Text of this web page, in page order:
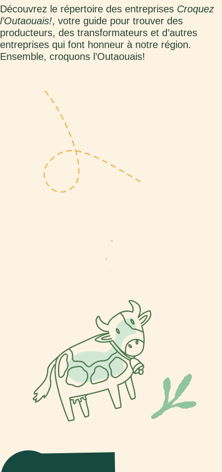
Découvrez le répertoire des entreprises Croquez
l’Outaouais!, votre guide pour trouver des
producteurs, des transformateurs et d’autres
entreprises qui font honneur à notre région.
Ensemble, croquons l’Outaouais!